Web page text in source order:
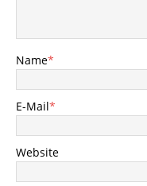
Name*
E-Mail*
Website